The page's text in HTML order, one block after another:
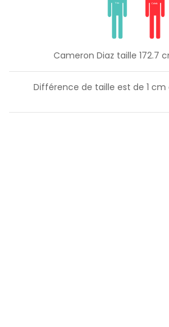
Cameron Diaz taille 172.7
Différence de taille est de 1 cm